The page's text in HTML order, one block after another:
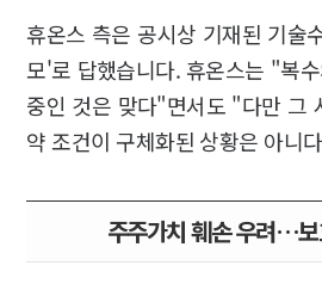
휴온스 측은 공시상 기재된 기술
모'로 답했습니다. 휴온스는 "복
중인 것은 맞다"면서도 "다만 그
약 조건이 구체화된 상황은 아니
주주가치 훼손 우려…